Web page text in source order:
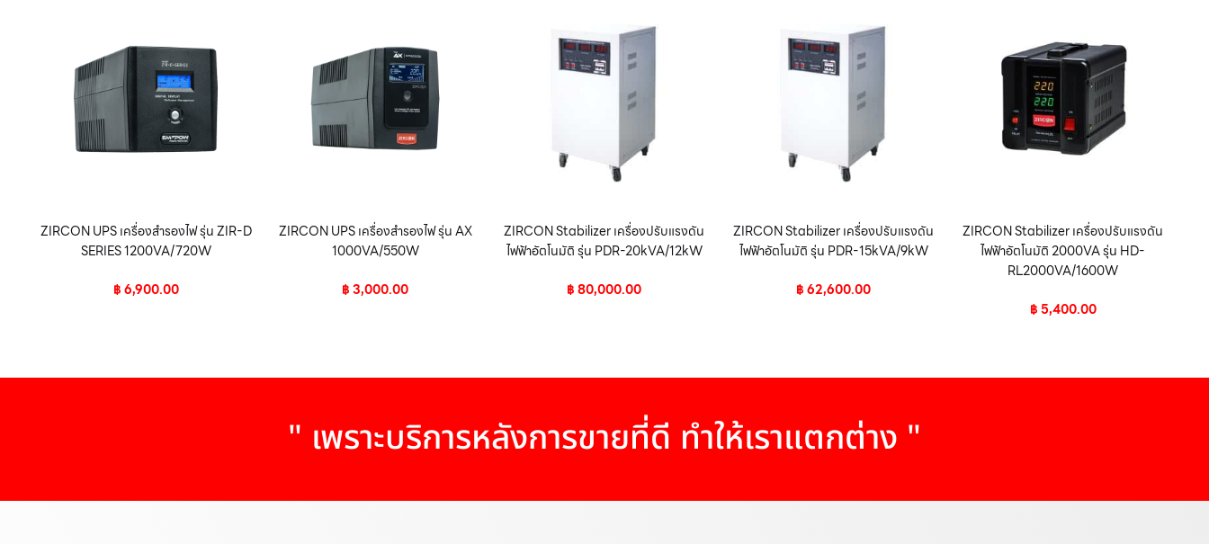
ZIRCON UPS เครื่องสำรองไฟ รุ่น ZIR-D
SERIES 1200VA/720W
฿6,900.00
ZIRCON UPS เครื่องสำรองไฟ รุ่น AX
1000VA/550W
฿3,000.00
ZIRCON Stabilizer เครื่องปรับแรงดัน
ไฟฟ้าอัตโนมัติ รุ่น PDR-20kVA/12kW
฿80,000.00
ZIRCON Stabilizer เครื่องปรับแรงดัน
ไฟฟ้าอัตโนมัติ รุ่น PDR-15kVA/9kW
฿62,600.00
ZIRCON Stabilizer เครื่องปรับแรงดัน
ไฟฟ้าอัตโนมัติ 2000VA รุ่น HD-
RL2000VA/1600W
฿5,400.00
" เพราะบริการหลังการขายที่ดี ทำให้เราแตกต่าง "